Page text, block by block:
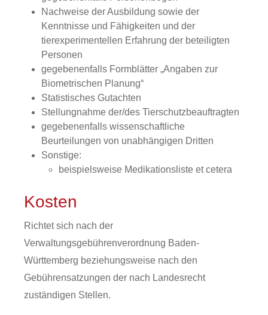
Nachweise der Ausbildung sowie der
Kenntnisse und Fähigkeiten und der
tierexperimentellen Erfahrung der beteiligten
Personen
gegebenenfallsFormblätter „Angaben zur
Biometrischen Planung“
Statistisches Gutachten
Stellungnahme der/des Tierschutzbeauftragten
gegebenenfallswissenschaftliche
Beurteilungen von unabhängigen Dritten
Sonstige:
beispielsweise Medikationsliste et cetera
Kosten
Richtet sich nach der
Verwaltungsgebührenverordnung Baden-
Württemberg beziehungsweise nach den
Gebührensatzungen der nach Landesrecht
zuständigen Stellen.